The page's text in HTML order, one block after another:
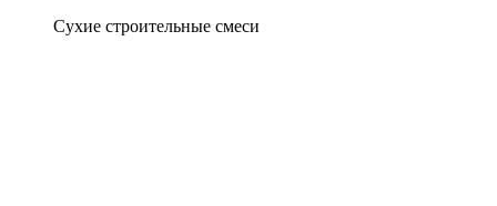
Сухие строительные смеси